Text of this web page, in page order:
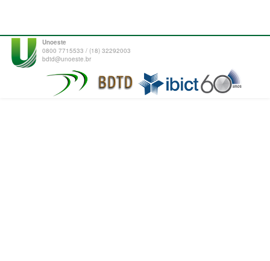
Unoeste
0800 7715533 / (18) 32292003
bdtd@unoeste.br